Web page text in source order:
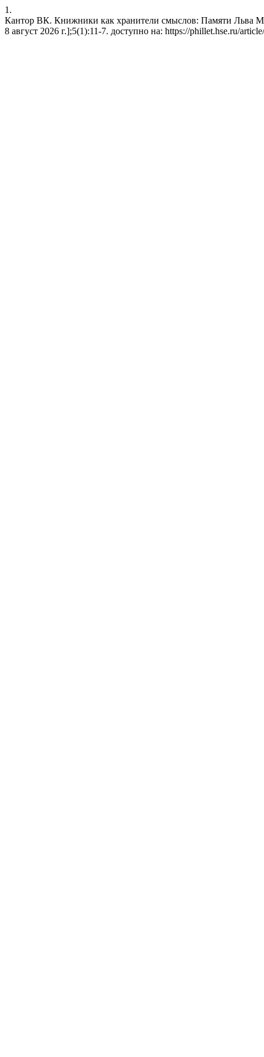
1.
Кантор ВК. Книжники как хранители смыслов: Памяти Льва
8 август 2026 г.];5(1):11-7. доступно на: https://phillet.hse.ru/